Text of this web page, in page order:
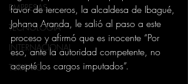
EMPRESAS
TECNOLOGIA
INTERNACIONAL
TURISMO
favor de terceros, la alcaldesa de Ibagué,
Johana Aranda, le salió al paso a este
proceso y afirmó que es inocente “Por
eso, ante la autoridad competente, no
acepté los cargos imputados”.